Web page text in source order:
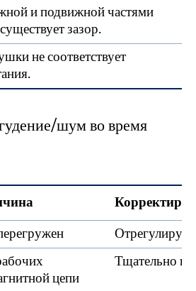
и подвижной частями
зазор.
не соответствует
шум во время
цепи
Тщательно